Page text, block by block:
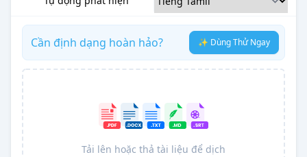
Cần định dạng hoàn hảo? ✨ Dùng Thử Ngay
Tải lên hoặc thả tài liệu để dịch